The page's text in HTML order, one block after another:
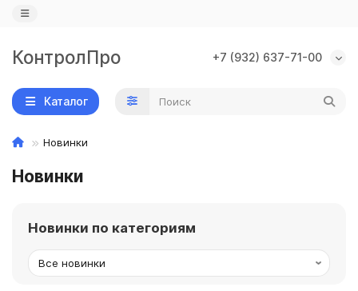
КонтролПро +7 (932) 637-71-00
Назад
IP камеры
Wi-Fi камеры
IP видеорегистраторы
AHD камеры
AHD видеорегистраторы
Назад
PoE коммутаторы
PoE оборудование
Назад
Замки
Доводчики
Кодовые клавиатуры
Контроллеры, считыватели, кнопки
Каталог
Новинки
Новинки
Новинки по категориям